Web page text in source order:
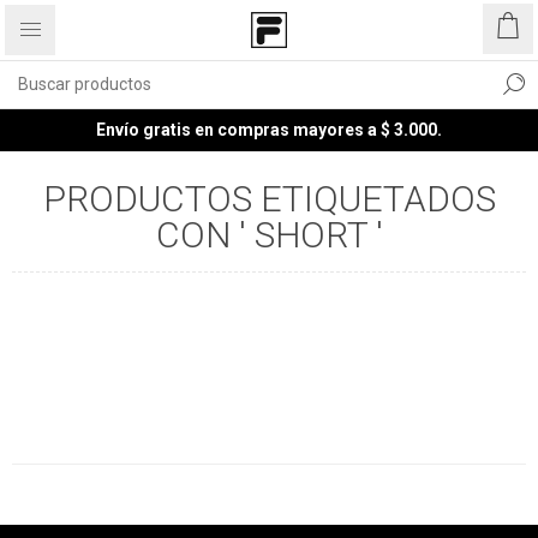
Envío gratis en compras mayores a $ 3.000.
PRODUCTOS ETIQUETADOS
CON ' SHORT '